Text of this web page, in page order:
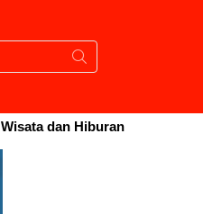
Wisata dan Hiburan